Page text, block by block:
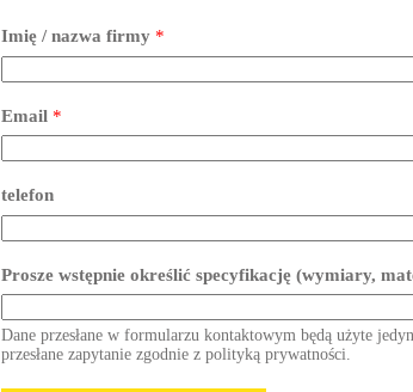
Imię / nazwa firmy *
Email *
telefon
Prosze wstępnie określić specyfikację (wymiary,
Dane przesłane w formularzu kontaktowym będą użyte
przesłane zapytanie zgodnie z polityką prywatności.